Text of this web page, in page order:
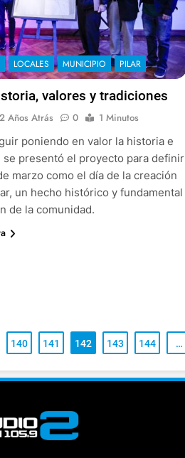
LOCALES MUNICIPIO PILAR
valores y tradiciones
2 Años Atrás 0
1 Minutos
poniendo en valor la historia e
se presentó el proyecto para definir
marzo como el día de la creación
un hecho histórico y fundamental
de la comunidad.
140 141 142 143 144 …